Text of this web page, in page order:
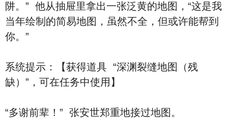
阱。” 他从抽屉里拿出一张泛黄的地图，“这是我
当年绘制的简易地图，虽然不全，但或许能帮到
你。”
系统提示：【获得道具 “深渊裂缝地图（残
缺）”，可在任务中使用】
“多谢前辈！” 张安世郑重地接过地图。